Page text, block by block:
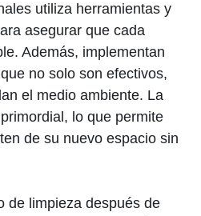
utiliza herramientas y
asegurar que cada
Además, implementan
no solo son efectivos,
el medio ambiente. La
lo que permite
de su nuevo espacio sin
de limpieza después de